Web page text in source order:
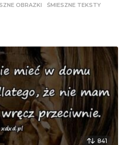
OBRAZKI ,ŚMIESZNE TEKSTY
841